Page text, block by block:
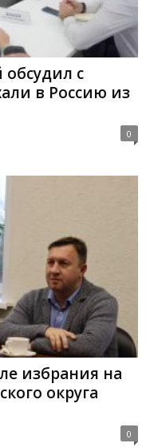
обсудил с
в Россию из
0
избрания на
округа
0